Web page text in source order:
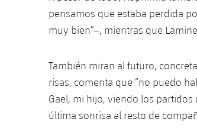
pensamos que estaba perdida
muy bien”–, mientras que
También miran al futuro,
risas, comenta que “no puedo
Gael, mi hijo, viendo los partidos
última sonrisa al resto de